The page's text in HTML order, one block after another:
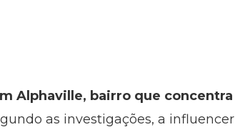
Alphaville, bairro que concentra
as investigações, a influencer